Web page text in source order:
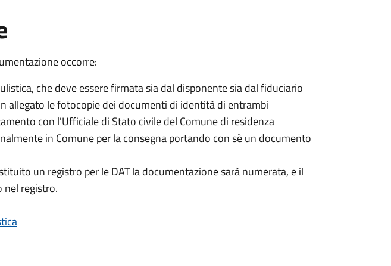
occorre:
che deve essere firmata sia dal disponente sia dal fiduciario
allegato le fotocopie dei documenti di identità di entrambi
con l'Ufficiale di Stato civile del Comune di residenza
in Comune per la consegna portando con sè un documento
un registro per le DAT la documentazione sarà numerata, e il
registro.